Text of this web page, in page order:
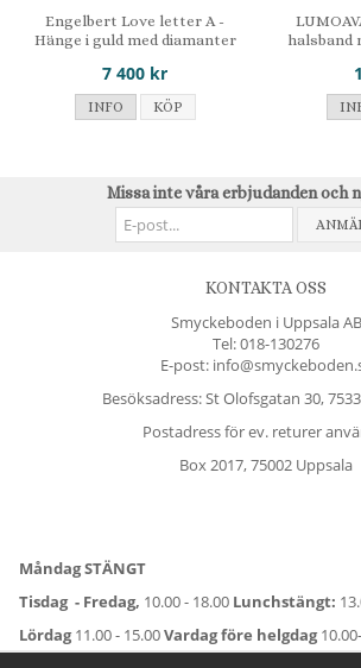
Engelbert Love letter A -
Hänge i guld med diamanter
7 400 kr
INFO KÖP
halsband
Missa inte våra erbjudanden och
KONTAKTA OSS
Smyckeboden i Uppsala AB
Tel:018-130276
E-post:
Besöksadress: St Olofsgatan 30,
Postadress för ev. returer
Box 2017, 75002 Uppsala
Måndag STÄNGT
Tisdag - Fredag, 10.00 - 18.00 Lunchstängt:
Lördag11.00 - 15.00Vardag före helgdag